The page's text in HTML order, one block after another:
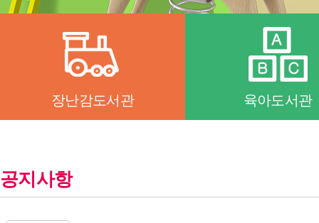
장난감도서관 육아도서관
공지사항